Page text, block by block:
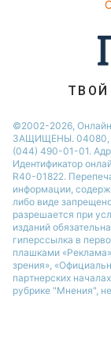
©2002-2026,
ЗАЩИЩЕНЫ. 04080,
(044) 490-01-01.
Идентификатор
R40-01822.
информации,
либо виде
разрешается при
изданий
гиперссылка в
плашками
зрения»,
партнерских
рубрике "Мнения",